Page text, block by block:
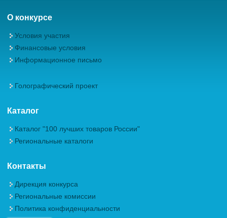
О конкурсе
Условия участия
Финансовые условия
Информационное письмо
Голографический проект
Каталог
Каталог "100 лучших товаров России"
Региональные каталоги
Контакты
Дирекция конкурса
Региональные комиссии
Политика конфиденциальности